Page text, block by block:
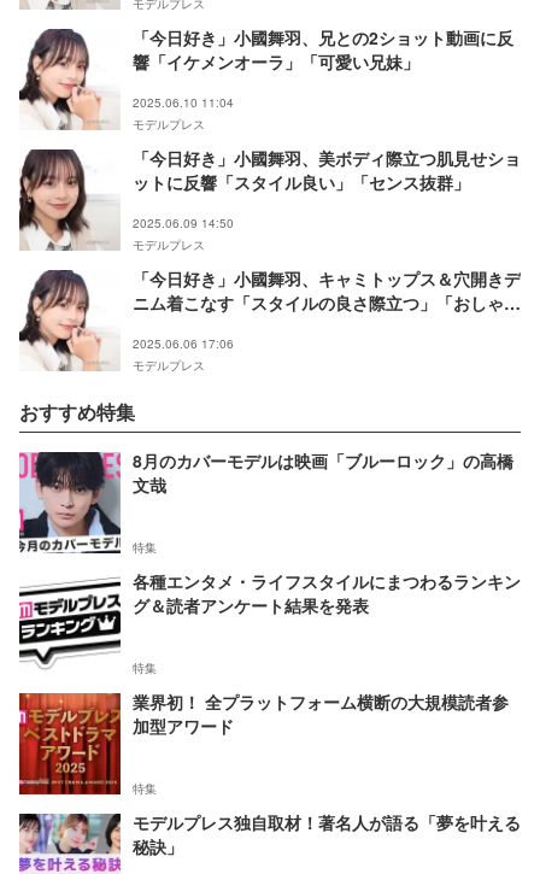
モデルプレス
「今日好き」小國舞羽、兄との2ショット動画に反
響「イケメンオーラ」「可愛い兄妹」
2025.06.10 11:04
モデルプレス
「今日好き」小國舞羽、美ボディ際立つ肌見せショ
ットに反響「スタイル良い」「センス抜群」
2025.06.09 14:50
モデルプレス
「今日好き」小國舞羽、キャミトップス＆穴開きデ
ニム着こなす「スタイルの良さ際立つ」「おしゃ
2025.06.06 17:06
モデルプレス
おすすめ特集
8月のカバーモデルは映画「ブルーロック」の高橋
文哉
特集
各種エンタメ・ライフスタイルにまつわるランキン
グ＆読者アンケート結果を発表
特集
業界初！ 全プラットフォーム横断の大規模読者参
加型アワード
特集
モデルプレス独自取材！著名人が語る「夢を叶える
秘訣」